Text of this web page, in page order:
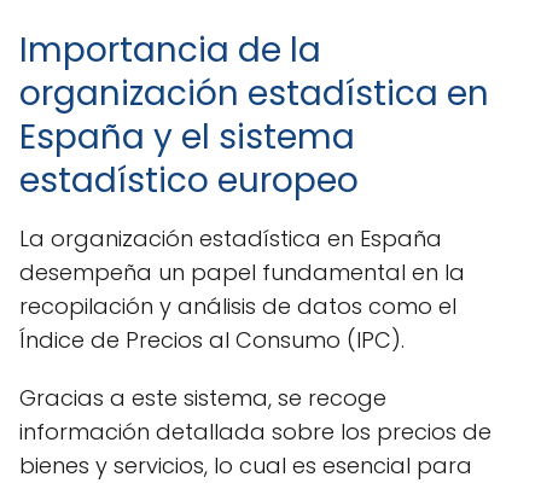
Importancia de la
organización estadística en
España y el sistema
estadístico europeo
La organización estadística en España
desempeña un papel fundamental en la
recopilación y análisis de datos como el
Índice de Precios al Consumo (IPC).
Gracias a este sistema, se recoge
información detallada sobre los precios de
bienes y servicios, lo cual es esencial para